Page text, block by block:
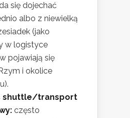
się dojechać
albo z niewielką
(jako
w logistyce
pojawiają się
i okolice
shuttle/transport
często